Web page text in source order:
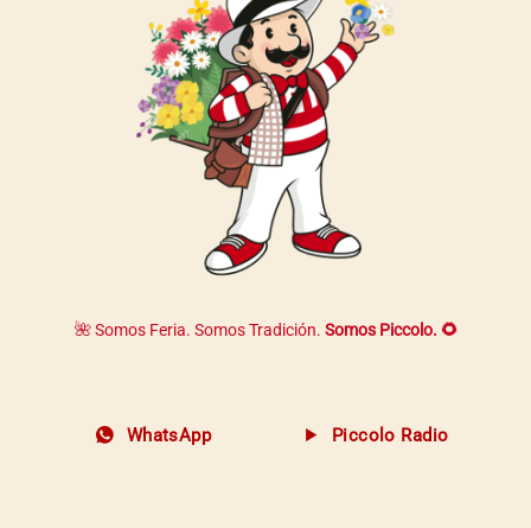
🌺 Somos Feria. Somos Tradición. Somos Piccolo. 🌻
WhatsApp Piccolo Radio